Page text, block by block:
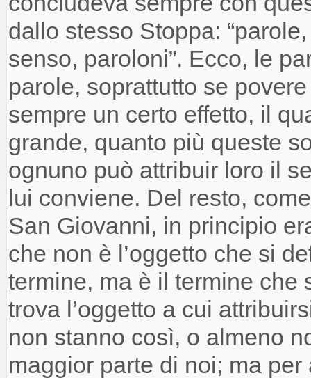
dallo stesso Stoppa: “
senso, paroloni”. Ecco, le
parole, soprattutto se
sempre un certo effetto, il
grande, quanto più queste
ognuno può attribuir loro il
lui conviene. Del resto,
San Giovanni, in principio
che non è l’oggetto che si
termine, ma è il termine che
trova l’oggetto a cui
non stanno così, o almeno
maggior parte di noi; ma per